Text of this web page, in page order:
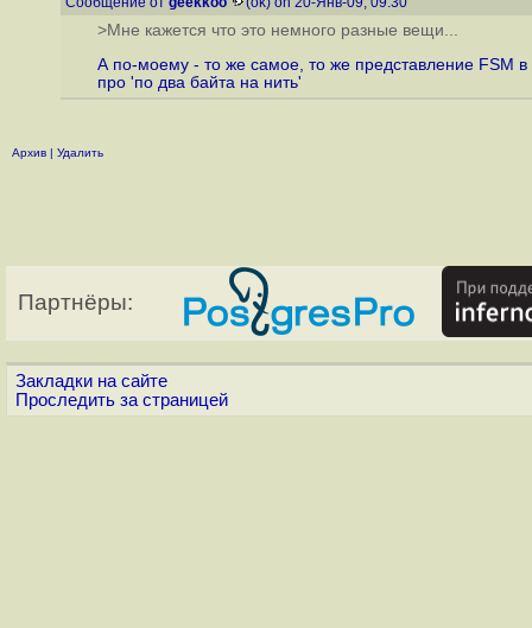
>Мне кажется что это немного разные вещи...
А по-моему - то же самое, то же представление FSM
про 'по два байта на нить'
Архив | Удалить
Партнёры:
Закладки на сайте
Проследить за страницей